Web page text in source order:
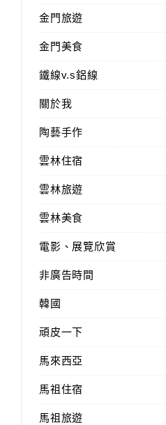
金門旅遊
金門美食
鐵線v.s鋁線
關於我
陶藝手作
雲林住宿
雲林旅遊
雲林美食
電影、展覽欣賞
非廣告時間
韓國
頑皮一下
馬來西亞
馬祖住宿
馬祖旅遊